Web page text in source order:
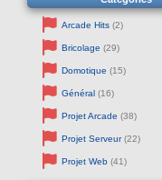
Arcade Hits(2)
Bricolage (29)
Domotique (15)
Général(16)
Projet Arcade (38)
Projet Serveur(22)
Projet Web(41)